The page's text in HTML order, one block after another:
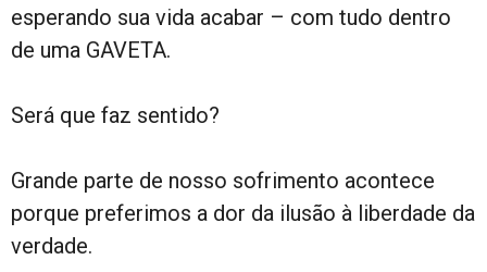
esperando sua vida acabar – com tudo dentro
de uma GAVETA.
Será que faz sentido?
Grande parte de nosso sofrimento acontece
porque preferimos a dor da ilusão à liberdade da
verdade.